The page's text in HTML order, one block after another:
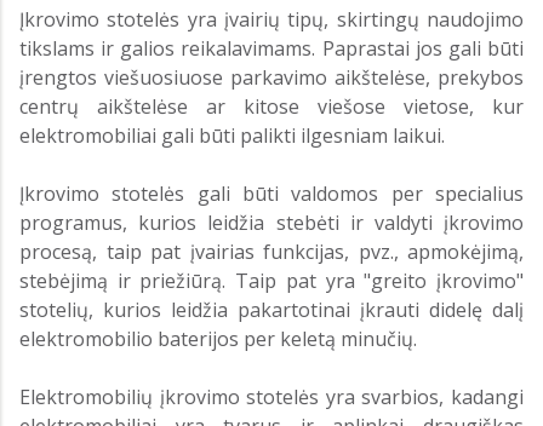
Įkrovimo stotelės yra įvairių tipų, skirtingų naudojimo
tikslams ir galios reikalavimams. Paprastai jos gali būti
įrengtos viešuosiuose parkavimo aikštelėse, prekybos
centrų aikštelėse ar kitose viešose vietose, kur
elektromobiliai gali būti palikti ilgesniam laikui.
Įkrovimo stotelės gali būti valdomos per specialius
programus, kurios leidžia stebėti ir valdyti įkrovimo
procesą, taip pat įvairias funkcijas, pvz., apmokėjimą,
stebėjimą ir priežiūrą. Taip pat yra "greito įkrovimo"
stotelių, kurios leidžia pakartotinai įkrauti didelę dalį
elektromobilio baterijos per keletą minučių.
Elektromobilių įkrovimo stotelės yra svarbios, kadangi